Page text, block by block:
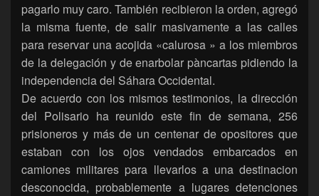
pagarlo muy caro. También recibieron la orden, agregó
la misma fuente, de salir masivamente a las calles
para reservar una acojida «calurosa » a los miembros
de la delegación y de enarbolar pàncartas pidiendo la
independencia del Sáhara Occidental.
De acuerdo con los mismos testimonios, la dirección
del Polisario ha reunido este fin de semana, 256
prisioneros y más de un centenar de opositores que
estaban con los ojos vendados embarcados en
camiones militares para llevarlos a una destinacion
desconocida, probablemente a lugares detenciones